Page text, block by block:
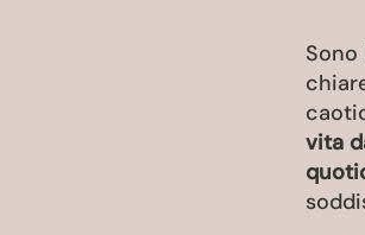
Sono
vita